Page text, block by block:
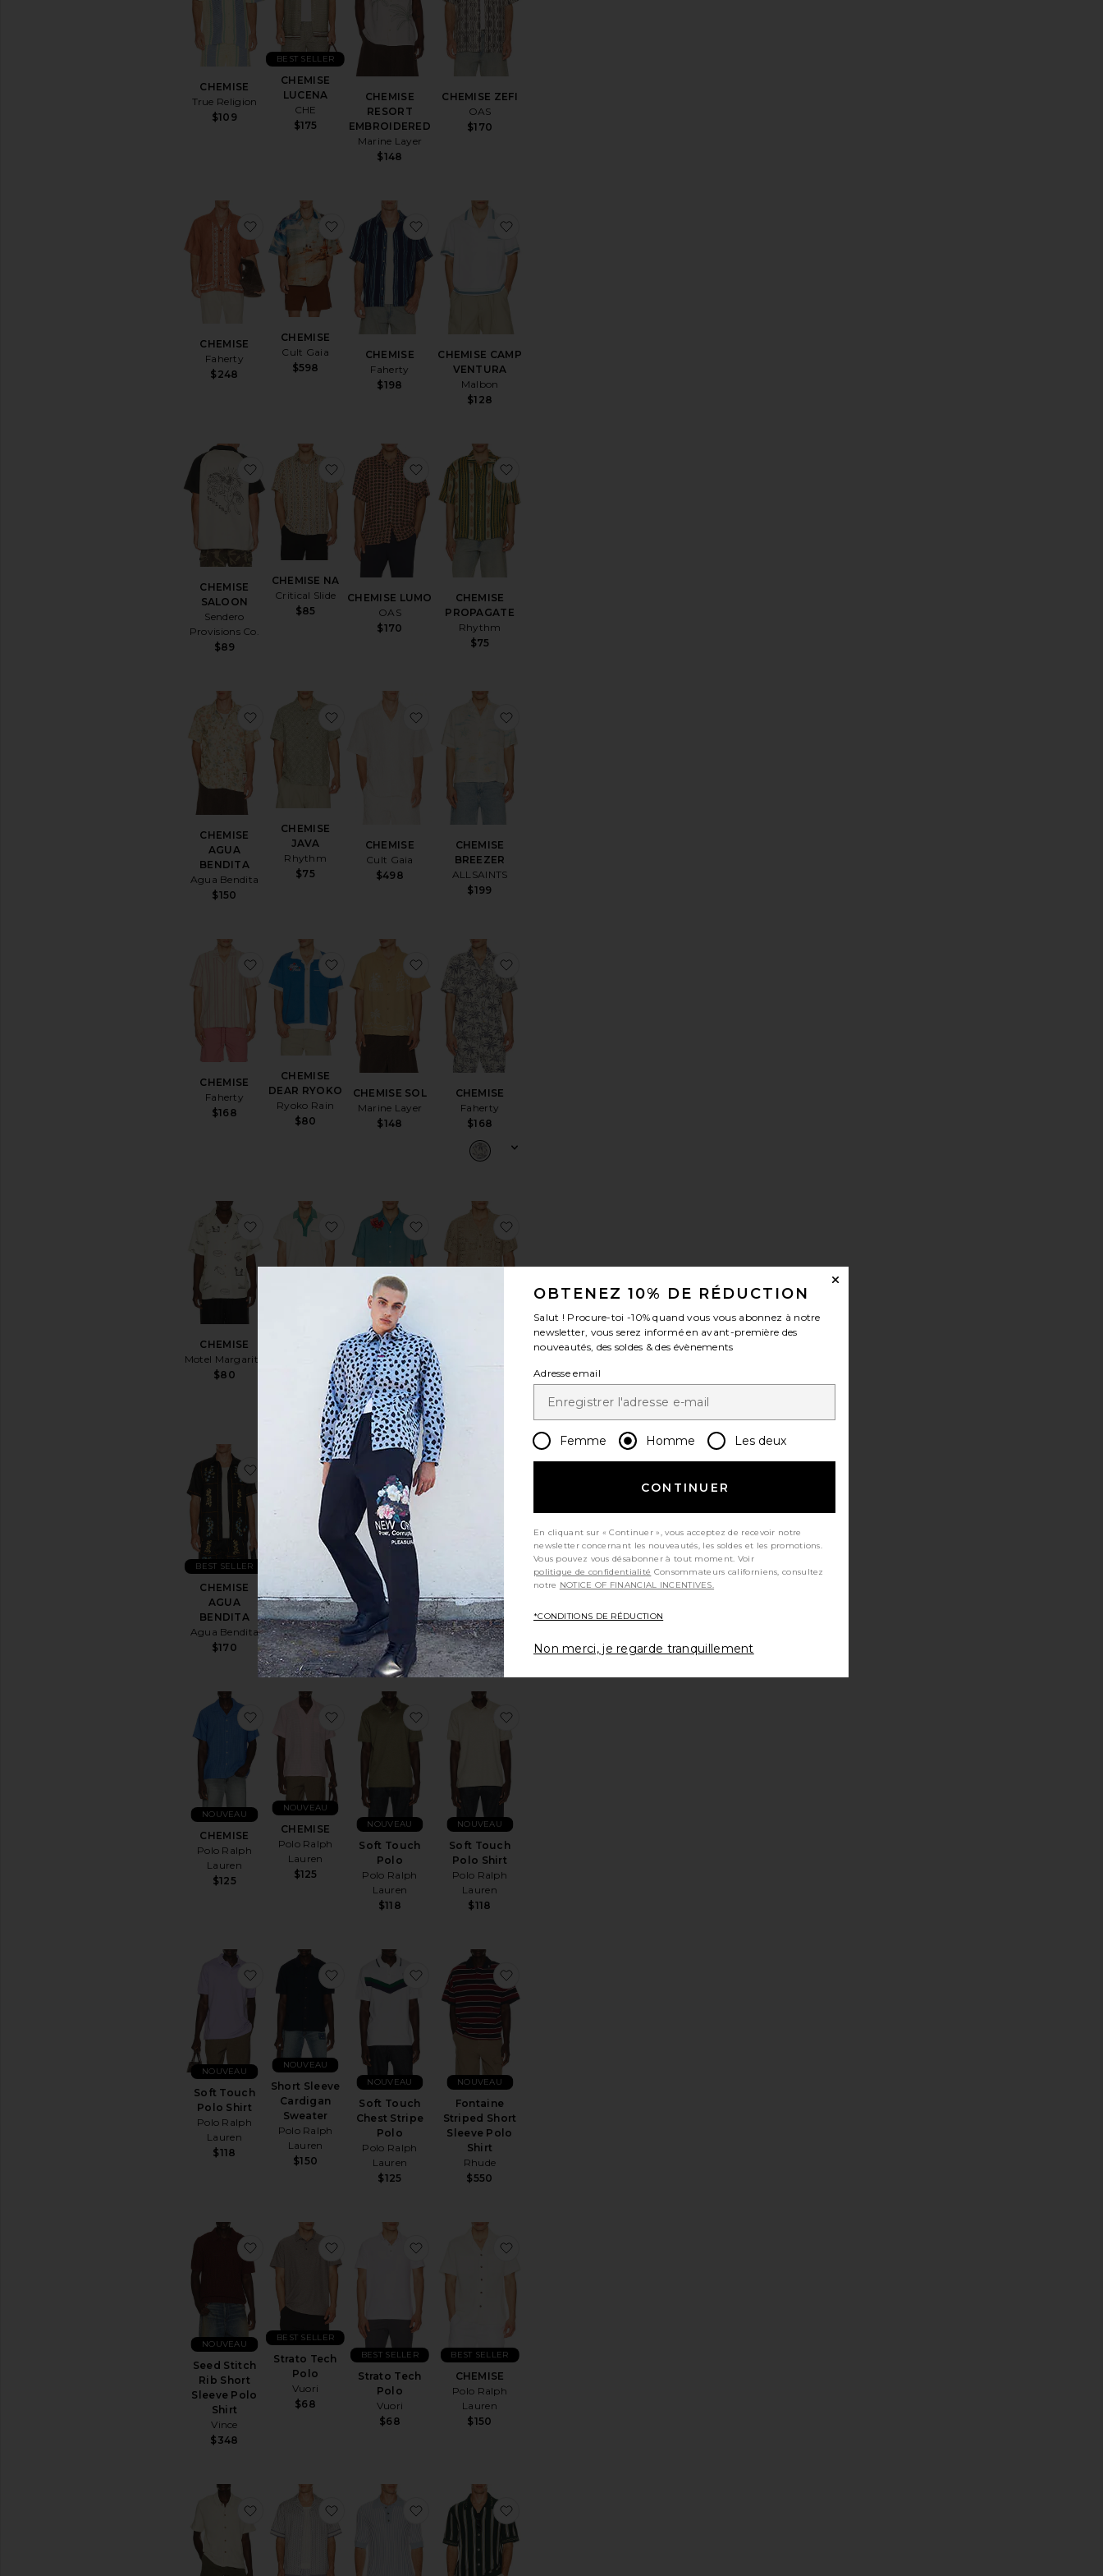
CHEMISE
True Religion
$109
CHEMISE
LUCENA
CHE
$175
BEST SELLER
CHEMISE
RESORT
EMBROIDERED
Marine Layer
$148
CHEMISE ZEFI
OAS
$170
CHEMISE
Faherty
$248
ajouter aux préférésCHEMISE
CHEMISE
Cult Gaia
$598
ajouter aux préférésCHEMISE
CHEMISE
Faherty
$198
ajouter aux préférésCHEMISE
CHEMISE CAMP
VENTURA
Malbon
$128
CHEMISE
SALOON
Sendero
Provisions Co.
$89
ajouter aux préférésCHEMISE SALOON
CHEMISE NA
Critical Slide
$85
ajouter aux préférésCHEMISE NA
CHEMISE LUMO
OAS
$170
ajouter aux préférésCHEMISE LUMO
CHEMISE
PROPAGATE
Rhythm
$75
CHEMISE
AGUA
BENDITA
Agua Bendita
$150
ajouter aux préférésCHEMISE AGUA BENDITA
CHEMISE
JAVA
Rhythm
$75
ajouter aux préférésCHEMISE JAVA
CHEMISE
Cult Gaia
$498
ajouter aux préférésCHEMISE
CHEMISE
BREEZER
ALLSAINTS
$199
CHEMISE
Faherty
$168
ajouter aux préférésCHEMISE
CHEMISE
DEAR RYOKO
Ryoko Rain
$80
ajouter aux préférésCHEMISE DEAR RYOKO
CHEMISE SOL
Marine Layer
$148
ajouter aux préférésCHEMISE SOL
CHEMISE
Faherty
$168
CHEMISE
Motel Margarita
$80
ajouter aux préférésCHEMISE
Marine Layer
ajouter aux préférésCHEMISE EMILIO
CHEMISE FLEUR
FAZED
ALLSAINTS
$199
ajouter aux préférésCHEMISE FLEUR FAZED
CALLUM
CHEMISE
AGUA
BENDITA
Agua Bendita
$170
BEST SELLER
ajouter aux préférésCHEMISE AGUA BENDITA
CHEMISE
RONEN
Kardo
$280
BEST SELLER
ajouter aux préférésCHEMISE RONEN
CHEMISE
TEXTURED
Duvin Design
$69
NOUVEAU
ajouter aux préférésCHEMISE TEXTURED
CHEMISE
Mitchell & Ness
$100
CHEMISE
Polo Ralph
Lauren
$125
NOUVEAU
ajouter aux préférésCHEMISE
CHEMISE
Polo Ralph
Lauren
$125
NOUVEAU
ajouter aux préférésCHEMISE
Soft Touch
Polo
Polo Ralph
Lauren
$118
NOUVEAU
ajouter aux préférésSoft Touch Polo
Soft Touch
Polo Shirt
Polo Ralph
Lauren
$118
NOUVEAU
Soft Touch
Polo Shirt
Polo Ralph
Lauren
$118
NOUVEAU
ajouter aux préférésSoft Touch Polo Shirt
Short Sleeve
Cardigan
Sweater
Polo Ralph
Lauren
$150
NOUVEAU
ajouter aux préférésShort Sleeve Cardigan Sweater
Soft Touch
Chest Stripe
Polo
Polo Ralph
Lauren
$125
NOUVEAU
ajouter aux préférésSoft Touch Chest Stripe Polo
Fontaine
Striped Short
Sleeve Polo
Shirt
Rhude
$550
NOUVEAU
Seed Stitch
Rib Short
Sleeve Polo
Shirt
Vince
$348
NOUVEAU
ajouter aux préférésSeed Stitch Rib Short Sleeve Polo Shirt
Strato Tech
Polo
Vuori
$68
BEST SELLER
ajouter aux préférésStrato Tech Polo
Strato Tech
Polo
Vuori
$68
BEST SELLER
ajouter aux préférésStrato Tech Polo
CHEMISE
Polo Ralph
Lauren
$150
BEST SELLER
ajouter aux préférésCHEMISEajouter aux préférésCHEMISE GALLIANO
ajouter aux préférésRoca Polo
OBTENEZ 10% DE RÉDUCTION
Salut ! Procure-toi -10% quand vous vous abonnez à notre
newsletter, vous serez informé en avant-première des
nouveautés, des soldes & des évènements
Adresse email
Femme Homme Les deux
CONTINUER
En cliquant sur « Continuer », vous acceptez de recevoir notre
newsletter concernant les nouveautés, les soldes et les promotions.
Vous pouvez vous désabonner à tout moment. Voir
politique de confidentialité
notre NOTICE OF FINANCIAL INCENTIVES.
*CONDITIONS DE RÉDUCTION
Non merci, je regarde tranquillement